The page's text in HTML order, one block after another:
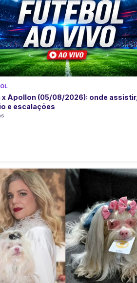
x Apollon (05/08/2026): onde assistir,
e escalações